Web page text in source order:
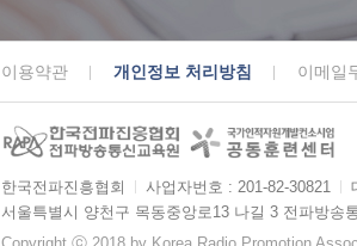
이용약관 개인정보 처리방침 이메일
한국전파진흥협회 사업자번호 : 201-82-30821
서울특별시 양천구 목동중앙로13 나길 3 전파방송